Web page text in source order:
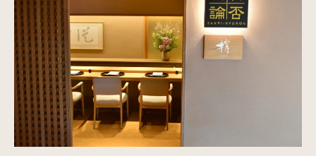
Gallery
フォトギャラリー
One Harmony
会員プログラム「One Harmony」